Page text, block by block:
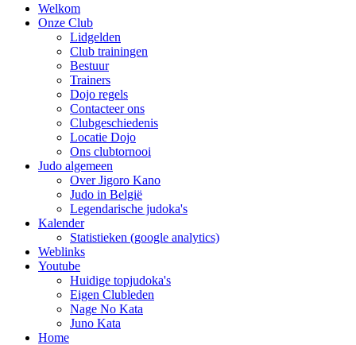
Welkom
Onze Club
Lidgelden
Club trainingen
Bestuur
Trainers
Dojo regels
Contacteer ons
Clubgeschiedenis
Locatie Dojo
Ons clubtornooi
Judo algemeen
Over Jigoro Kano
Judo in België
Legendarische judoka's
Kalender
Statistieken (google analytics)
Weblinks
Youtube
Huidige topjudoka's
Eigen Clubleden
Nage No Kata
Juno Kata
Home